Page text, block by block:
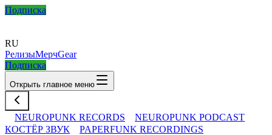
Подписка
RU
РелизыМерчGear
Подписка
Открыть главное меню
NEUROPUNK RECORDS
NEUROPUNK PODCAST
КОСТЁР ЗВУК
PAPERFUNK RECORDINGS